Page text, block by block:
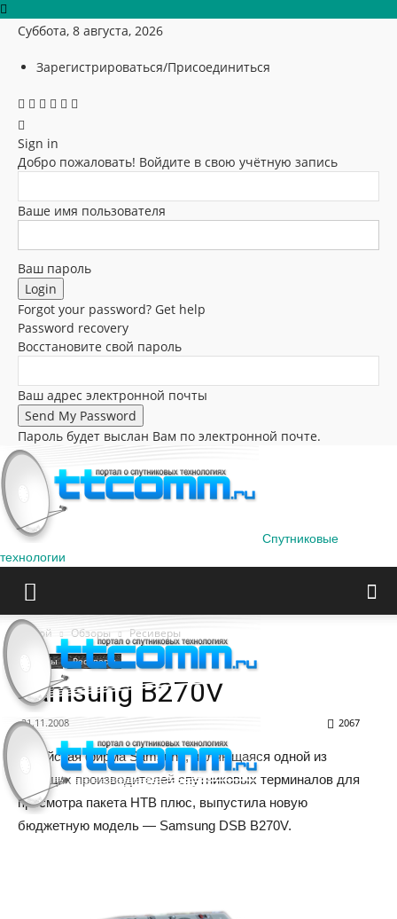
Суббота, 8 августа, 2026
Зарегистрироваться/Присоединиться
Sign in
Добро пожаловать! Войдите в свою учётную запись
Ваше имя пользователя
Ваш пароль
Forgot your password? Get help
Password recovery
Восстановите свой пароль
Ваш адрес электронной почты
Пароль будет выслан Вам по электронной почте.
Спутниковые
технологии
Домой Обзоры Ресиверы
Обзоры Ресиверы
Samsung B270V
21.11.2008 2067
Корейская фирма Samsung, являющаяся одной из
ведущих производителей спутниковых терминалов для
просмотра пакета НТВ плюс, выпустила новую
бюджетную модель — Samsung DSB B270V.